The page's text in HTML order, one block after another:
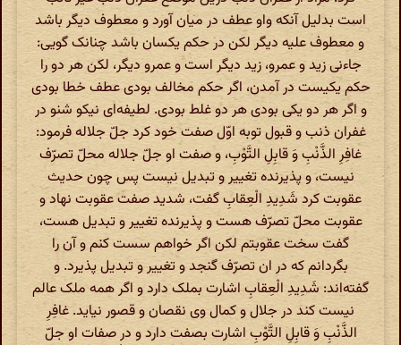
است بدلیل آنکه واو عطف در میان آورد و معطوف دیگر باشد
و معطوف علیه دیگر لکن در حکم یکسان باشد چنانک گویی:
جاءنی زید و عمرو، زید دیگر است و عمرو دیگر، لکن هر دو را
حکم یکیست در آمدن، اگر حکم مخالف بودی عطف خطا بودی
و اگر هر دو یکی بودی هر دو غلط بودی. لطیفه‌ای نیکو شنو در
غفران ذنب و قبول توبه اوّل صفت خود کرد جلّ جلاله فرمود:
غافِرِ الذَّنْبِ وَ قابِلِ التَّوْبِ، و صفت او جلّ جلاله محلّ تصرّف
نیست، و پذیرنده تغییر و تبدیل نیست پس چون حدیث
عقوبت کرد شَدِیدِ الْعِقابِ گفت، شدید صفت عقوبت نهاد و
عقوبت محلّ تصرّف هست و پذیرنده تغییر و تبدیل هست،
گفت سخت عقوبتم لکن اگر خواهم سست کنم و آن را
بگردانم که در ان تصرّف گنجد و تغییر و تبدیل پذیرد. و
گفته‌اند: شَدِیدِ الْعِقابِ اشارت بملک دارد و اگر همه ملک عالم
نیست کند در جلال و کمال وی نقصان و قصور نیاید. غافِرِ
الذَّنْبِ وَ قابِلِ التَّوْبِ اشارت بصفت دارد و در صفات او جلّ